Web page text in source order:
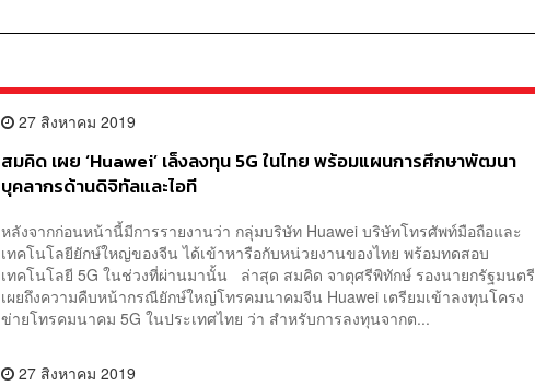
27 สิงหาคม 2019
สมคิด เผย ‘Huawei’ เล็งลงทุน 5G ในไทย พร้อมแผนการศึกษาพัฒนา
บุคลากรด้านดิจิทัลและไอที
หลังจากก่อนหน้านี้มีการรายงานว่า กลุ่มบริษัท Huawei บริษัทโทรศัพท์มือถือและ
เทคโนโลยียักษ์ใหญ่ของจีน ได้เข้าหารือกับหน่วยงานของไทย พร้อมทดสอบ
เทคโนโลยี 5G ในช่วงที่ผ่านมานั้น ล่าสุด สมคิด จาตุศรีพิทักษ์ รองนายกรัฐมนตรี
เผยถึงความคืบหน้ากรณียักษ์ใหญ่โทรคมนาคมจีน Huawei เตรียมเข้าลงทุนโครง
ข่ายโทรคมนาคม 5G ในประเทศไทย ว่า สำหรับการลงทุนจากต...
27 สิงหาคม 2019